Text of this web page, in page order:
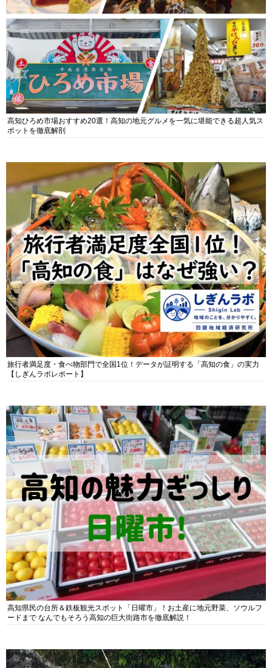
高知ひろめ市場おすすめ20選！高知の地元グルメを一気に堪能できる超人気ス
ポットを徹底解剖
旅行者満足度・食べ物部門で全国1位！データが証明する「高知の食」の実力
【しぎんラボレポート】
高知県民の台所＆鉄板観光スポット「日曜市」！お土産に地元野菜、ソウルフ
ードまで なんでもそろう高知の巨大街路市を徹底解説！